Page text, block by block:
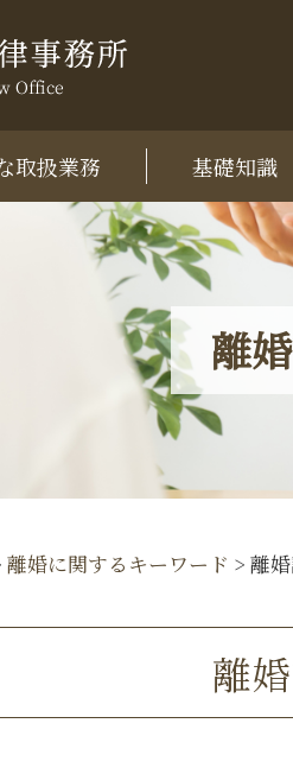
離
取扱業務 基礎知識
離婚に関するキーワード > 離
離